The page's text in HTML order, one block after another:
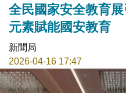
全民國家安全教育
元素賦能國安教育
新聞局
2026-04-16 17:47